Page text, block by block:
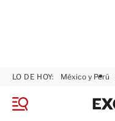
M
LO DE HOY: México y Perú